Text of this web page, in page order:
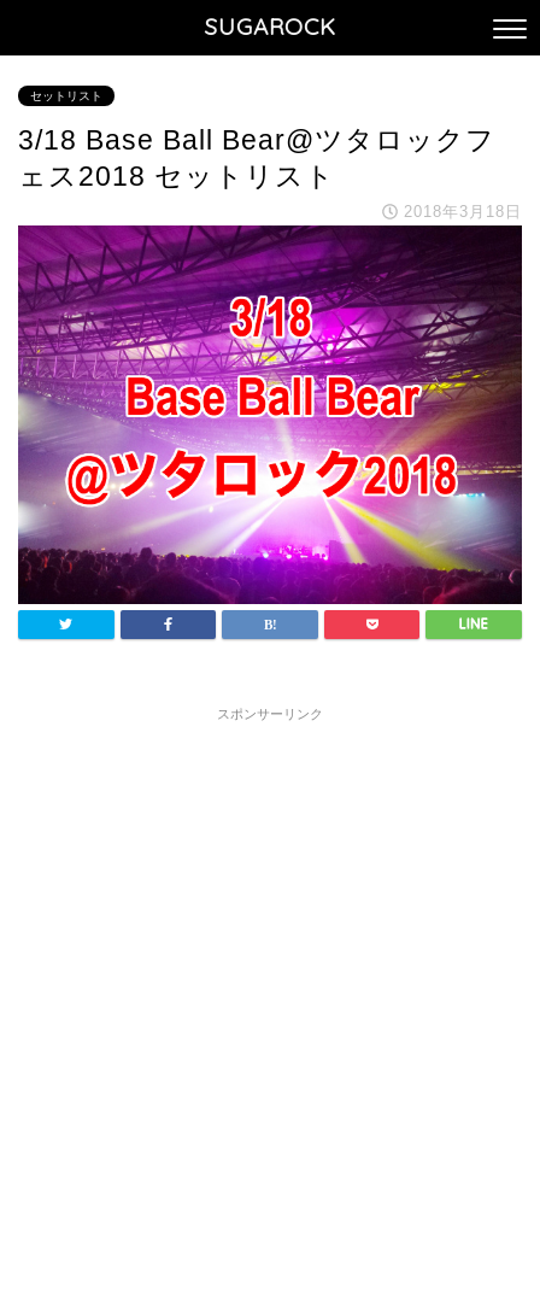
SUGAROCK
セットリスト
3/18 Base Ball Bear@ツタロックフ
ェス2018 セットリスト
2018年3月18日
スポンサーリンク